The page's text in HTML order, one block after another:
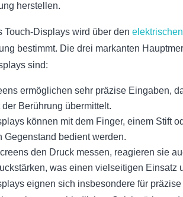
herstellen.
Touch-Displays wird über den elektrischen
bestimmt. Die drei markanten
sind:
ermöglichen sehr präzise Eingaben,
Berührung übermittelt.
können mit dem Finger, einem Stift
Gegenstand bedient werden.
den Druck messen, reagieren sie
was einen vielseitigen Einsatz
eignen sich insbesondere für